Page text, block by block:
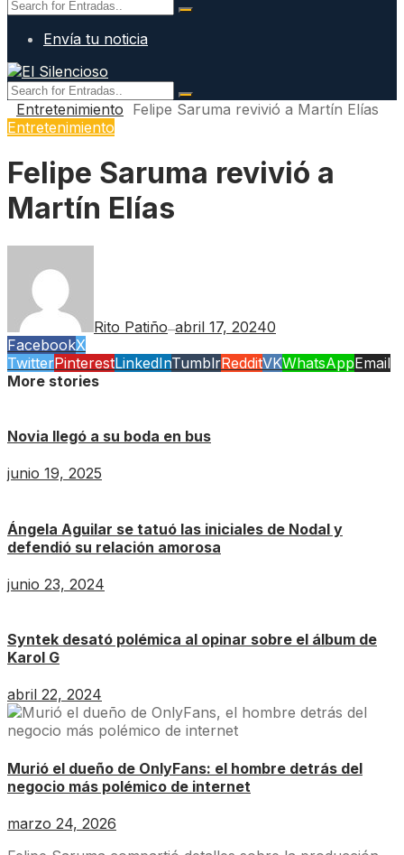
Envía tu noticia
Entretenimiento Felipe Saruma revivió a Martín Elías
Entretenimiento
Felipe Saruma revivió a
Martín Elías
Rito Patiño—abril 17, 20240
FacebookX
TwitterPinterestLinkedInTumblrRedditVKWhatsAppEmail
More stories
Novia llegó a su boda en bus
junio 19, 2025
Ángela Aguilar se tatuó las iniciales de Nodal y
defendió su relación amorosa
junio 23, 2024
Syntek desató polémica al opinar sobre el álbum de
Karol G
abril 22, 2024
Murió el dueño de OnlyFans: el hombre detrás del
negocio más polémico de internet
marzo 24, 2026